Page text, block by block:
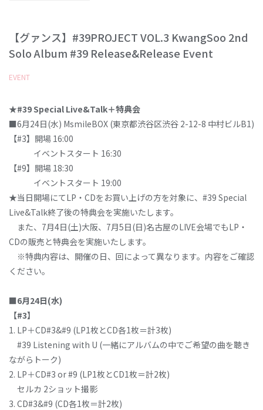
【グァンス】#39PROJECT VOL.3 KwangSoo 2nd
Solo Album #39 Release&Release Event
EVENT
★#39 Special Live&Talk＋特典会
■6月24日(水) MsmileBOX (東京都渋谷区渋谷 2-12-8 中村ビルB1)
【#3】開場 16:00
イベントスタート 16:30
【#9】開場 18:30
イベントスタート 19:00
★当日開場にてLP・CDをお買い上げの方を対象に、#39 Special
Live&Talk終了後の特典会を実施いたします。
また、7月4日(土)大阪、7月5日(日)名古屋のLIVE会場でもLP・
CDの販売と特典会を実施いたします。
※特典内容は、開催の日、回によって異なります。内容をご確認
ください。
■6月24日(水)
【#3】
1. LP＋CD#3&#9 (LP1枚とCD各1枚＝計3枚)
#39 Listening with U (一緒にアルバムの中でご希望の曲を聴き
ながらトーク)
2. LP＋CD#3 or #9 (LP1枚とCD1枚＝計2枚)
セルカ 2ショット撮影
3. CD#3&#9 (CD各1枚＝計2枚)